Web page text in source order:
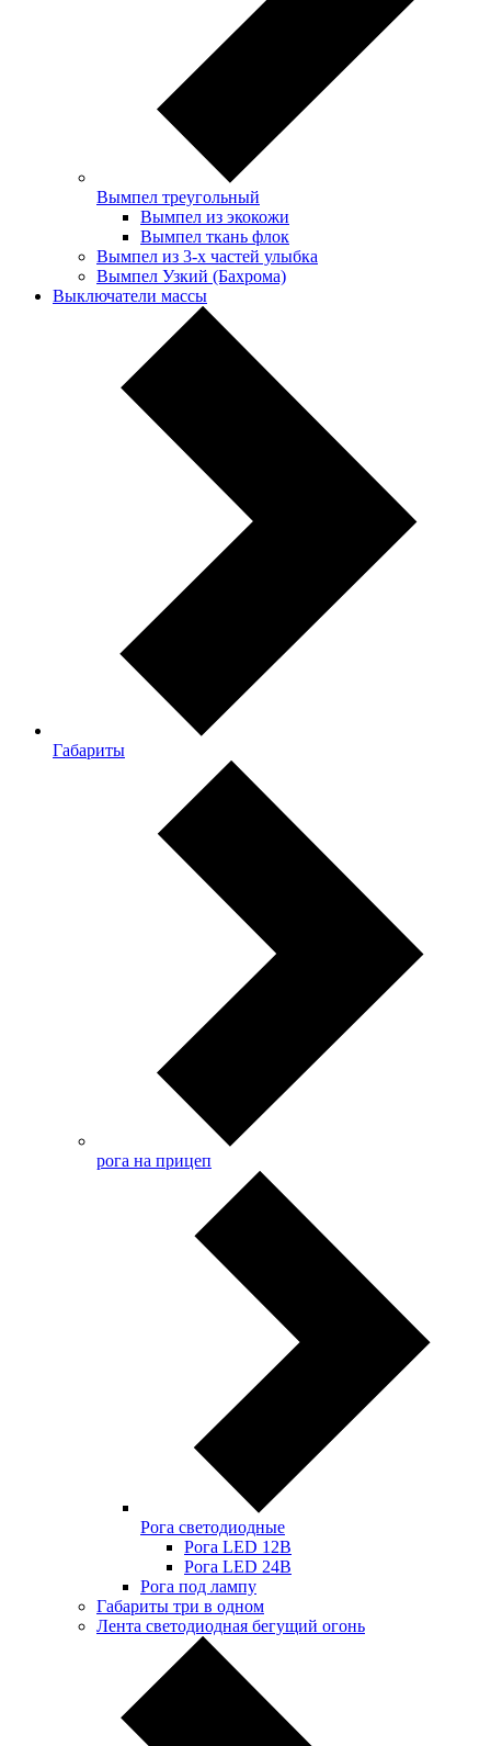
Вымпел треугольный
Вымпел из экокожи
Вымпел ткань флок
Вымпел из 3-х частей улыбка
Вымпел Узкий (Бахрома)
Выключатели массы
Габариты
рога на прицеп
Рога светодиодные
Рога LED 12В
Рога LED 24В
Рога под лампу
Габариты три в одном
Лента светодиодная бегущий огонь